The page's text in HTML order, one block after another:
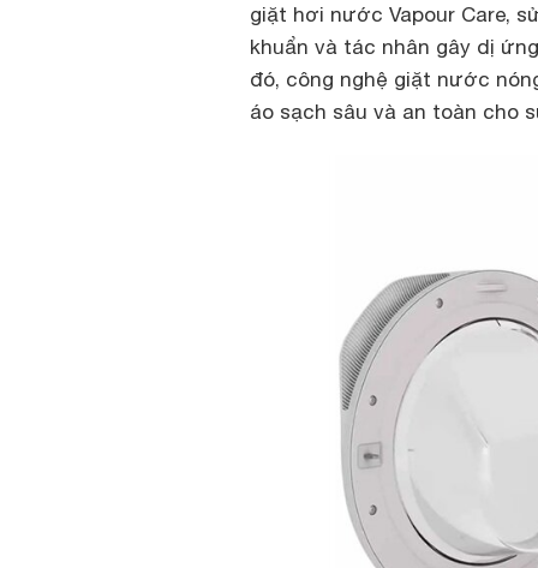
giặt hơi nước Vapour Care,
khuẩn và tác nhân gây dị
đó, công nghệ giặt nước
áo sạch sâu và an toàn cho